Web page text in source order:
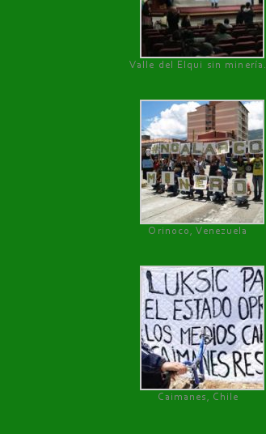
Valle del Elqui sin minería.
Orinoco, Venezuela
Caimanes, Chile